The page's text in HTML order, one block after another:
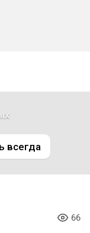
всегда
66